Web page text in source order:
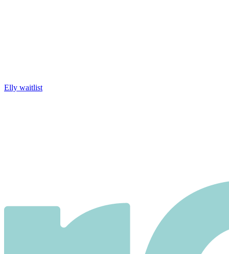
Elly waitlist